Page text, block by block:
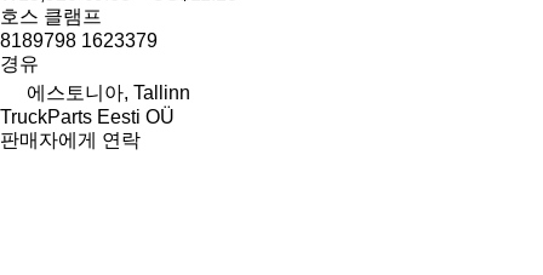
호스 클램프
8189798 1623379
경유
에스토니아, Tallinn
TruckParts Eesti OÜ
판매자에게 연락